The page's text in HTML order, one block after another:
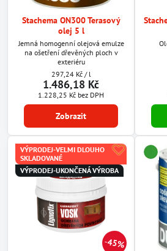
Stachema ON300 Terasový
olej 5 l
Jemná homogenní olejová emulze
na ošetření dřevěných ploch v
exteriéru
1.486,18 Kč
1.228,25 Kč bez DPH
297,24 Kč / l
Zobrazit
45%
VÝPRODEJ-VELMI DLOUHO
SKLADOVANÉ
VÝPRODEJ-UKONČENÁ VÝROBA